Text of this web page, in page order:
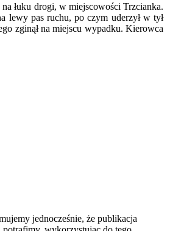
łuku drogi, w miejscowości Trzcianka.
lewy pas ruchu, po czym uderzył w tył
zginął na miejscu wypadku. Kierowca
jednocześnie, że publikacja